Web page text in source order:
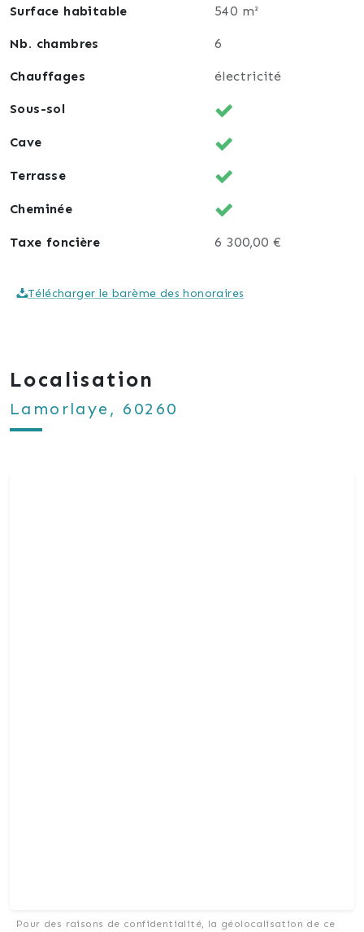
Surface habitable 540 m²
Nb. chambres 6
Chauffages électricité
Sous-sol
Cave
Terrasse
Cheminée
Taxe foncière 6 300,00 €
Télécharger le barème des honoraires
Localisation
Lamorlaye, 60260
Pour des raisons de confidentialité, la géolocalisation de ce